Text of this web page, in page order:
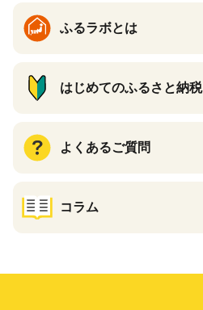
ふるラボとは
はじめてのふるさと納税
よくあるご質問
コラム